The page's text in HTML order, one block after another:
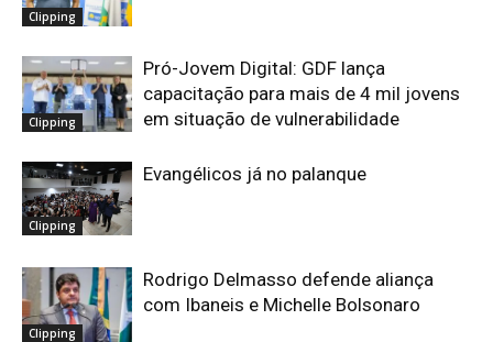
Clipping
Clipping
Pró-Jovem Digital: GDF lança
capacitação para mais de 4 mil jovens
em situação de vulnerabilidade
Clipping
Evangélicos já no palanque
Clipping
Rodrigo Delmasso defende aliança
com Ibaneis e Michelle Bolsonaro